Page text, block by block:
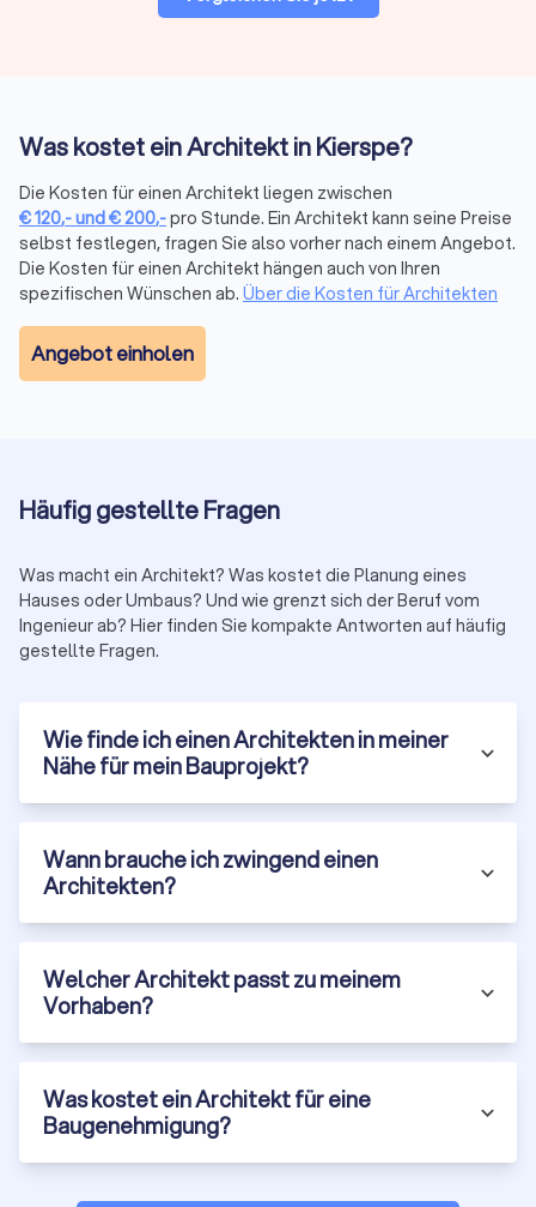
sind meist bei einer Kammer oder Fachvereinigung, wie z. B.
arbeitet. Bei Trustlocal überprüfen wir die Registrierung aller
Anbieter. So stellen wir sicher, dass nur professionelle
Architekten gelistet sind.
Jetzt Angebote vergleichen und Architekten
in Kierspe beauftragen
Beginnen Sie Ihr Projekt mit den besten Fachleuten aus Ihrer
Region. Auf Trustlocal können Sie Preise, Leistungen und
Qualitätssiegeln und Projekttyp
Entfernung unzuverlässiger Anbieter:Damit Sie sich nur
zwischen geprüften Profis entscheiden
Holen Sie jetzt über Trustlocal
bis zu vier kostenlose,
unverbindliche Angebote
ein. So starten Sie Ihr Bauprojekt mit
dem passenden Partner an Ihrer Seite.
Was kostet ein Architekt in Kierspe?
Die Kosten für einen Architekt liegen zwischen
€120,-und€200,-pro Stunde. Ein Architekt kann seine Preise
selbst festlegen, fragen Sie also vorher nach einem Angebot.
Die Kosten für einen Architekt hängen auch von Ihren
spezifischen Wünschen ab. Über die Kosten für Architekten
Angebot einholen
Häufig gestellte Fragen
Was macht ein Architekt? Was kostet die Planung eines
Hauses oder Umbaus? Und wie grenzt sich der Beruf vom
Ingenieur ab? Hier finden Sie kompakte Antworten auf häufig
gestellte Fragen.
Wie finde ich einen Architekten in meiner
Nähe für mein Bauprojekt?
Wann brauche ich zwingend einen
Architekten?
Welcher Architekt passt zu meinem
Vorhaben?
Was kostet ein Architekt für eine
Baugenehmigung?